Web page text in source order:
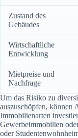
Zustand des
Gebäudes
Wirtschaftliche
Entwicklung
Mietpreise und
Nachfrage
Um das Risiko zu
auszuschöpfen, können
Immobilienarten
Gewerbeimmobilien
oder